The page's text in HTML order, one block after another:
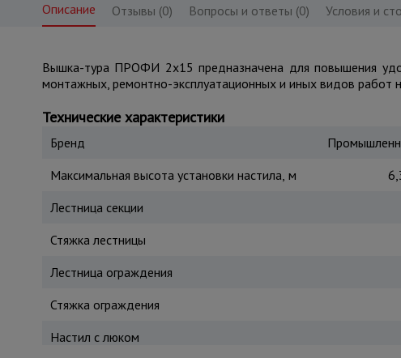
Описание Отзывы (0) Вопросы и ответы (0) Условия и
Вышка-тура ПРОФИ 2x15 предназначена для повышения
монтажных, ремонтно-эксплуатационных и иных видов работ
Технические характеристики
Бренд
Максимальная высота установки настила, м
Лестница секции
Стяжка лестницы
Лестница ограждения
Стяжка ограждения
Настил с люком